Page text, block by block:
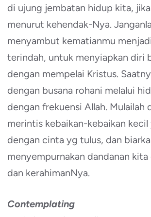
di ujung jembatan hidup kita,
menurut kehendak-Nya.
menyambut kematianmu
terindah, untuk menyiapkan diri
dengan mempelai Kristus.
dengan busana rohani melalui
dengan frekuensi Allah. Mulailah
merintis kebaikan-kebaikan
dengan cinta yg tulus, dan
menyempurnakan dandanan kita
dan kerahimanNya.
Contemplating